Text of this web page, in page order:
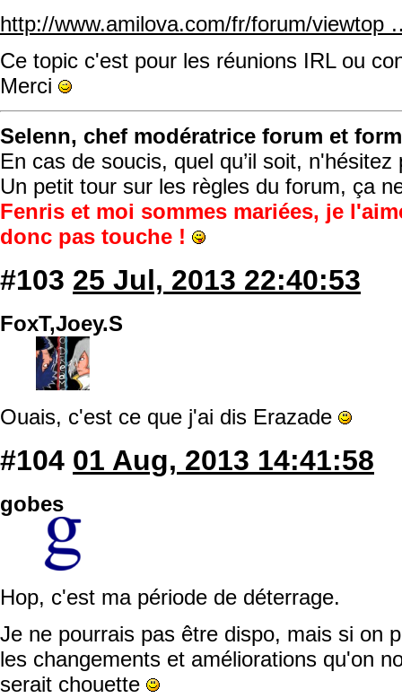
http://www.amilova.com/fr/forum/viewtop
Ce topic c'est pour les réunions IRL ou
Merci
Selenn, chef modératrice forum et
En cas de soucis, quel qu’il soit,
Un petit tour sur les règles du forum, ça
Fenris et moi sommes mariées, je
donc pas touche !
#103 25 Jul, 2013 22:40:53
FoxT,Joey.S
Ouais, c'est ce que j'ai dis Erazade
#104 01 Aug, 2013 14:41:58
gobes
Hop, c'est ma période de déterrage.
Je ne pourrais pas être dispo, mais si on
les changements et améliorations qu'on
serait chouette